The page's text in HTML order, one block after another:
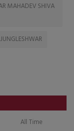
MAHADEV SHIVA
JUNGLESHWAR
All Time